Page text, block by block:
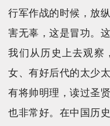
行军作战的时候，放
害无辜，这是冒功。
我们从历史上去观察
女、有好后代的太少
有将帅明理，读过圣
也非常好。在中国历